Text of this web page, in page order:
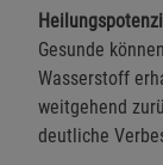
Gesunde
Wasserstoff
weitgehend
deutliche